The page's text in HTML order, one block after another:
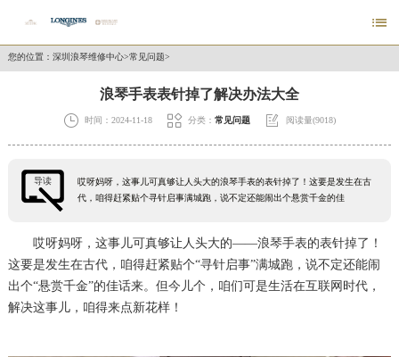

您的位置： 深圳浪琴维修中心>常见问题>
浪琴手表表针掉了解决办法大全
 时间：2024-11-18  分类： 常见问题  阅读量(9018)
导读
哎呀妈呀，这事儿可真够让人头大的浪琴手表的表针掉了！这要是发生在古
代，咱得赶紧贴个寻针启事满城跑，说不定还能闹出个悬赏千金的佳
哎呀妈呀，这事儿可真够让人头大的——浪琴手表的表针掉了！
这要是发生在古代，咱得赶紧贴个“寻针启事”满城跑，说不定还能闹
出个“悬赏千金”的佳话来。但今儿个，咱们可是生活在互联网时代，
解决这事儿，咱得来点新花样！